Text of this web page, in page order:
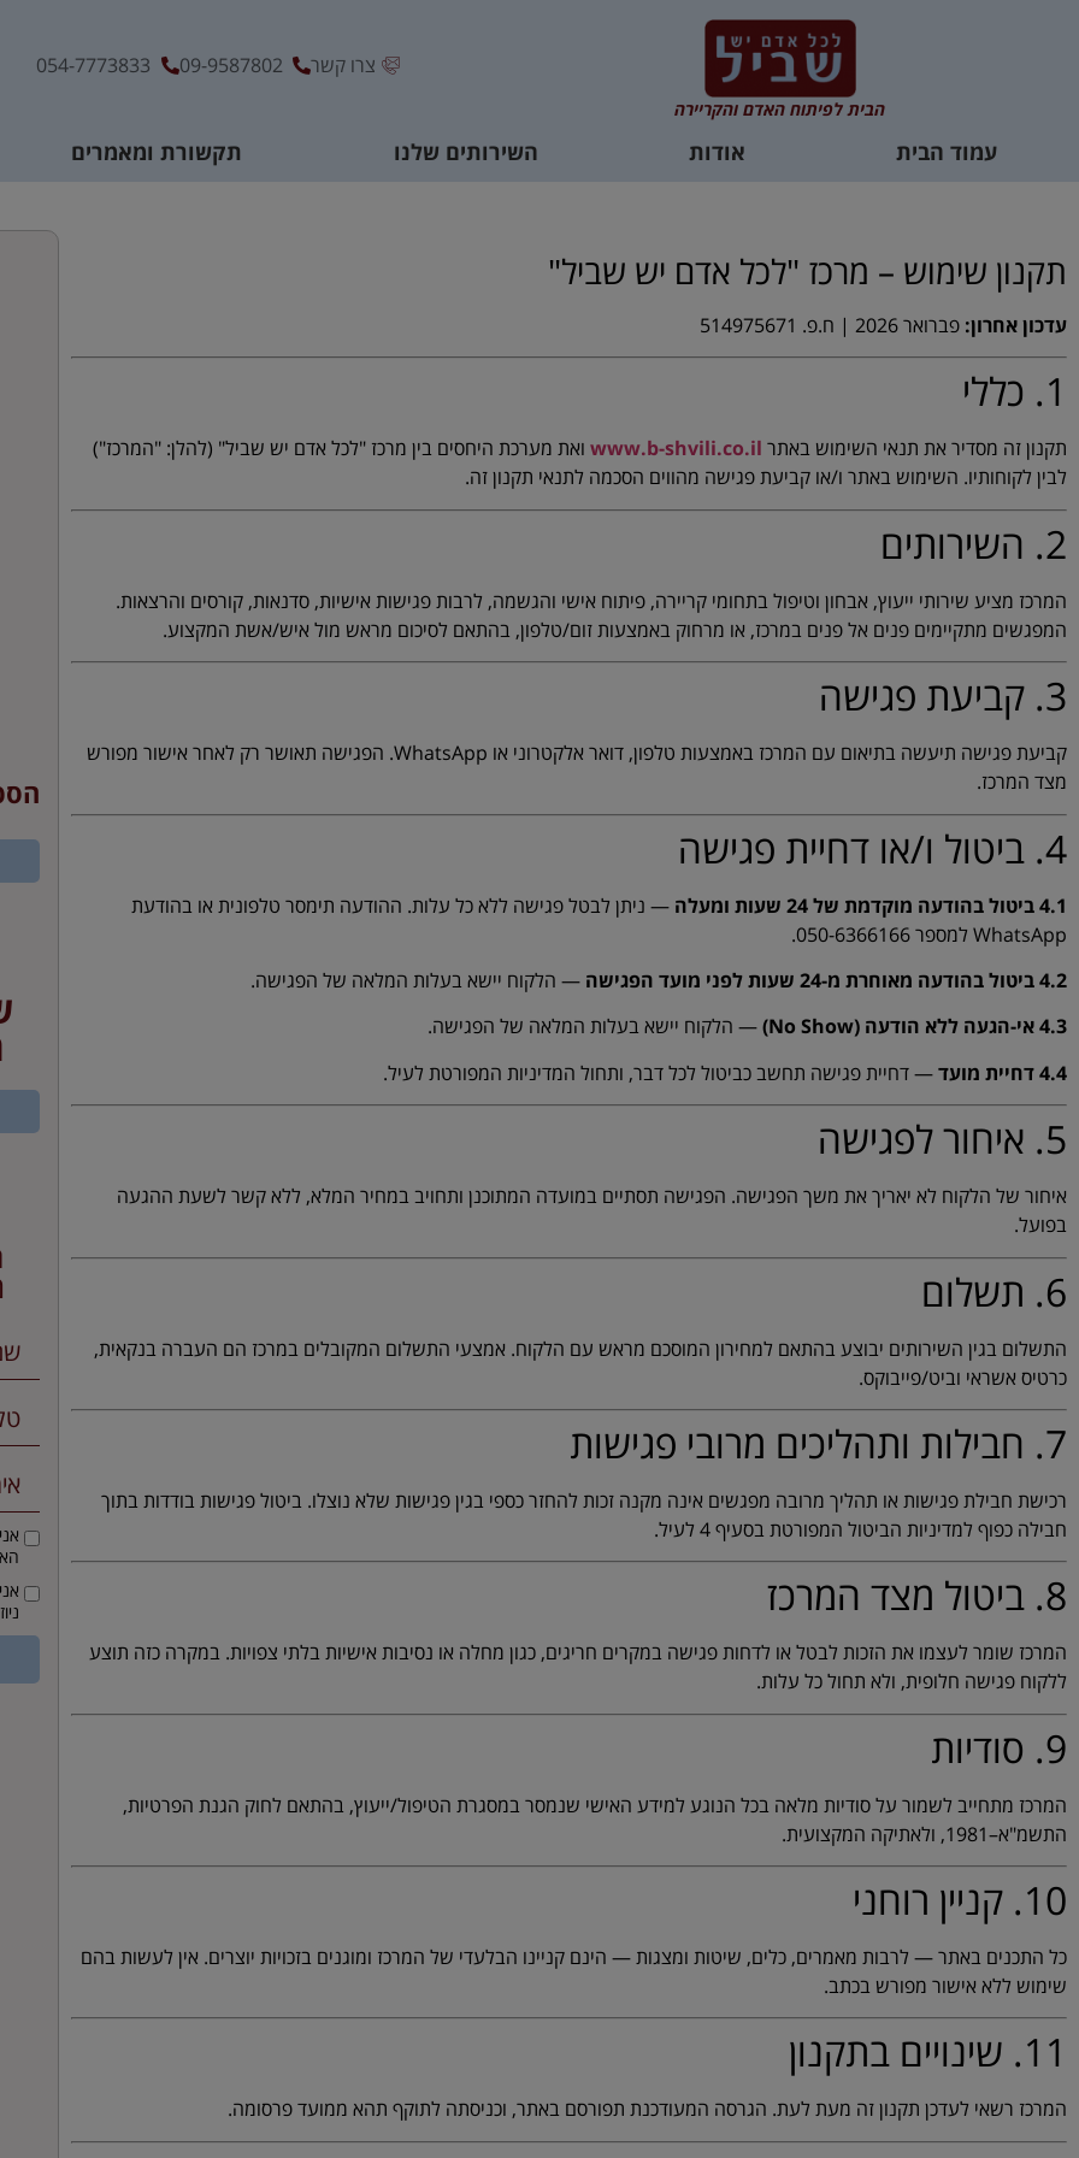
הבית לפיתוח האדם והקריירה
צרו קשר 09-9587802
054-7773833
עמוד הבית אודות השירותים שלנו תקשורת ומאמרים
תקנון שימוש – מרכז "לכל אדם יש שביל"
עדכון אחרון: פברואר 2026 | ח.פ. 514975671
1. כללי
תקנון זה מסדיר את תנאי השימוש באתר www.b-shvili.co.il ואת מערכת היחסים בין מרכז "לכל אדם יש שביל" (להלן: "המרכז")
לבין לקוחותיו. השימוש באתר ו/או קביעת פגישה מהווים הסכמה לתנאי תקנון זה.
2. השירותים
המרכז מציע שירותי ייעוץ, אבחון וטיפול בתחומי קריירה, פיתוח אישי והגשמה, לרבות פגישות אישיות, סדנאות, קורסים והרצאות.
המפגשים מתקיימים פנים אל פנים במרכז, או מרחוק באמצעות זום/טלפון, בהתאם לסיכום מראש מול איש/אשת המקצוע.
3. קביעת פגישה
קביעת פגישה תיעשה בתיאום עם המרכז באמצעות טלפון, דואר אלקטרוני או WhatsApp. הפגישה תאושר רק לאחר אישור מפורש
מצד המרכז.
4. ביטול ו/או דחיית פגישה
4.1 ביטול בהודעה מוקדמת של 24 שעות ומעלה
— ניתן לבטל פגישה ללא כל עלות. ההודעה תימסר טלפונית או בהודעת
WhatsApp למספר 050-6366166.
4.2 ביטול בהודעה מאוחרת מ-24 שעות לפני מועד הפגישה
— הלקוח יישא בעלות המלאה של הפגישה.
4.3 אי-הגעה ללא הודעה (No Show)
— הלקוח יישא בעלות המלאה של הפגישה.
4.4 דחיית מועד
— דחיית פגישה תחשב כביטול לכל דבר, ותחול המדיניות המפורטת לעיל.
5. איחור לפגישה
איחור של הלקוח לא יאריך את משך הפגישה. הפגישה תסתיים במועדה המתוכנן ותחויב במחיר המלא, ללא קשר לשעת ההגעה
בפועל.
6. תשלום
התשלום בגין השירותים יבוצע בהתאם למחירון המוסכם מראש עם הלקוח. אמצעי התשלום המקובלים במרכז הם העברה בנקאית,
כרטיס אשראי וביט/פייבוקס.
7. חבילות ותהליכים מרובי פגישות
רכישת חבילת פגישות או תהליך מרובה מפגשים אינה מקנה זכות להחזר כספי בגין פגישות שלא נוצלו. ביטול פגישות בודדות בתוך
חבילה כפוף למדיניות הביטול המפורטת בסעיף 4 לעיל.
8. ביטול מצד המרכז
המרכז שומר לעצמו את הזכות לבטל או לדחות פגישה במקרים חריגים, כגון מחלה או נסיבות אישיות בלתי צפויות. במקרה כזה תוצע
ללקוח פגישה חלופית, ולא תחול כל עלות.
9. סודיות
המרכז מתחייב לשמור על סודיות מלאה בכל הנוגע למידע האישי שנמסר במסגרת הטיפול/ייעוץ, בהתאם לחוק הגנת הפרטיות,
התשמ"א–1981, ולאתיקה המקצועית.
10. קניין רוחני
כל התכנים באתר — לרבות מאמרים, כלים, שיטות ומצגות — הינם קניינו הבלעדי של המרכז ומוגנים בזכויות יוצרים. אין לעשות בהם
שימוש ללא אישור מפורש בכתב.
11. שינויים בתקנון
המרכז רשאי לעדכן תקנון זה מעת לעת. הגרסה המעודכנת תפורסם באתר, וכניסתה לתוקף תהא ממועד פרסומה.